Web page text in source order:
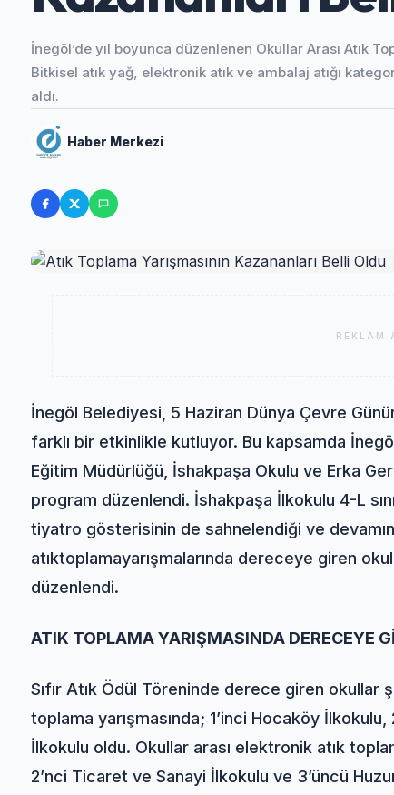
İnegöl’de yıl boyunca düzenlenen Okullar Arası Atık
Bitkisel atık yağ, elektronik atık ve ambalaj atığı
aldı.
Haber Merkezi
REKLAM
İnegöl Belediyesi, 5 Haziran Dünya Çevre
farklı bir etkinlikle kutluyor. Bu kapsamda
Eğitim Müdürlüğü, İshakpaşa Okulu ve Erka
program düzenlendi. İshakpaşa İlkokulu 4-L
tiyatro gösterisinin de sahnelendiği ve
atıktoplamayarışmalarında dereceye giren
düzenlendi.
ATIK TOPLAMA YARIŞMASINDA DERECEYE
Sıfır Atık Ödül Töreninde derece giren okullar
toplama yarışmasında; 1’inci Hocaköy
İlkokulu oldu. Okullar arası elektronik atık
2’nci Ticaret ve Sanayi İlkokulu ve 3’üncü